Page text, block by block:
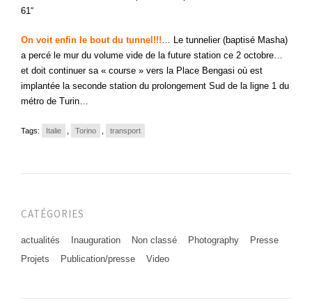
61“
On voit enfin le bout du tunnel!!!… Le tunnelier (baptisé Masha)
a percé le mur du volume vide de la future station ce 2 octobre…
et doit continuer sa « course » vers la Place Bengasi où est
implantée la seconde station du prolongement Sud de la ligne 1 du
métro de Turin…
Tags: Italie Torino transport
CATÉGORIES
actualités Inauguration Non classé Photography
Presse
Projets
Publication/presse Video